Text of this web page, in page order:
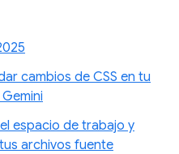
cambios de CSS en tu
espacio de trabajo y
archivos fuente